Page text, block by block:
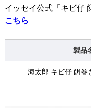
イッセイ公式「キビ仔
こちら
製品
海太郎 キビ仔 餌巻